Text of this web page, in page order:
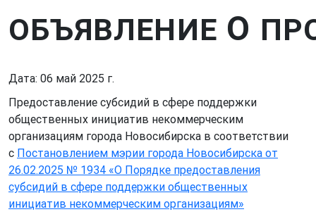
ОБЪЯВЛЕНИЕ О
Дата: 06 май 2025 г.
Предоставление субсидий в сфере поддержки
общественных инициатив некоммерческим
организациям города Новосибирска в соответствии
с Постановлением мэрии города Новосибирска от
26.02.2025 № 1934 «О Порядке предоставления
субсидий в сфере поддержки общественных
инициатив некоммерческим организациям»